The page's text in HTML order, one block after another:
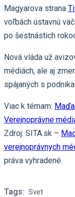
Magyarova strana
voľbách ústavnú
po šestnástich
Nová vláda už
médiách, ale aj
spájaných s
Viac k témam:
Verejnoprávne
Zdroj: SITA.sk –
verejnoprávnych
práva vyhradené.
Tags: Svet